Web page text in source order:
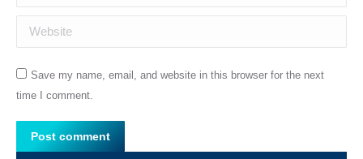
Website
Save my name, email, and website in this browser for the next
time I comment.
Post comment